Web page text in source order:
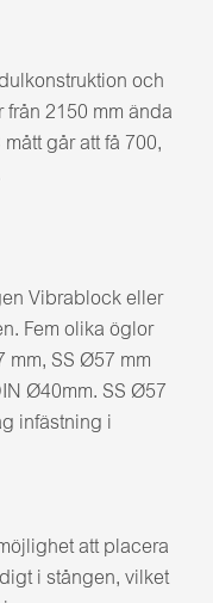
och
2150 mm ända
går att få 700,
Vibrablock eller
Fem olika öglor
mm, SS Ø57 mm
Ø40mm. SS Ø57
infästning i
att placera
i stången, vilket